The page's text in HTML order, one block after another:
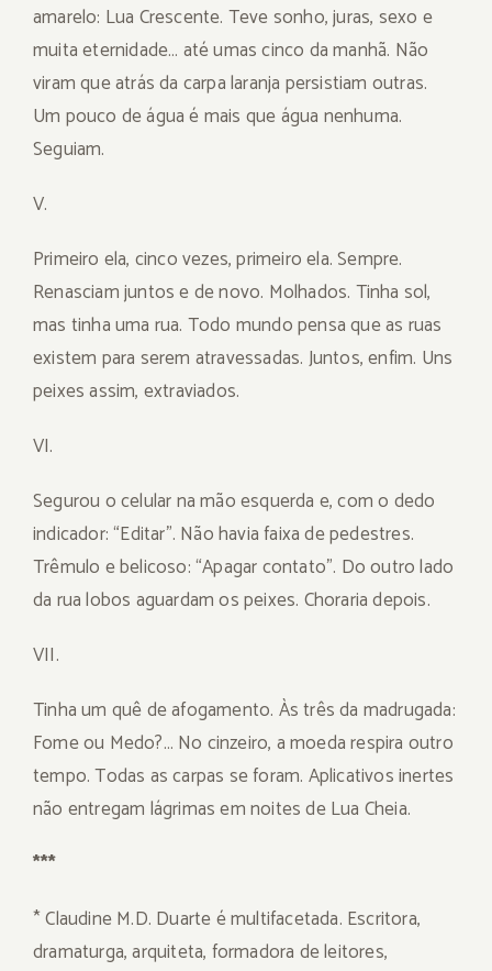
amarelo: Lua Crescente. Teve sonho, juras, sexo e
muita eternidade… até umas cinco da manhã. Não
viram que atrás da carpa laranja persistiam outras.
Um pouco de água é mais que água nenhuma.
Seguiam.
V.
Primeiro ela, cinco vezes, primeiro ela. Sempre.
Renasciam juntos e de novo. Molhados. Tinha sol,
mas tinha uma rua. Todo mundo pensa que as ruas
existem para serem atravessadas. Juntos, enfim. Uns
peixes assim, extraviados.
VI.
Segurou o celular na mão esquerda e, com o dedo
indicador: “Editar”. Não havia faixa de pedestres.
Trêmulo e belicoso: “Apagar contato”. Do outro lado
da rua lobos aguardam os peixes. Choraria depois.
VII.
Tinha um quê de afogamento. Às três da madrugada:
Fome ou Medo?… No cinzeiro, a moeda respira outro
tempo. Todas as carpas se foram. Aplicativos inertes
não entregam lágrimas em noites de Lua Cheia.
***
* Claudine M.D. Duarte é multifacetada. Escritora,
dramaturga, arquiteta, formadora de leitores,